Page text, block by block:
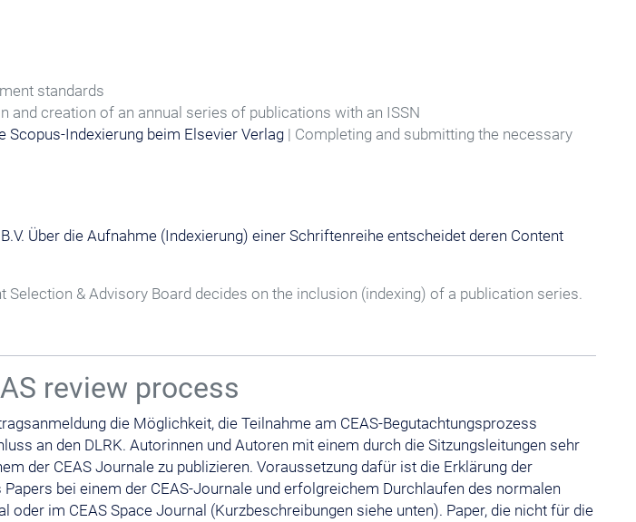
standards
and creation of an annual series of publications with an ISSN
Indexierung beim Elsevier Verlag | Completing and submitting the necessary
Über die Aufnahme (Indexierung) einer Schriftenreihe entscheidet deren Content
& Advisory Board decides on the inclusion (indexing) of a publication series.
review process
die Möglichkeit, die Teilnahme am CEAS-Begutachtungsprozess
an den DLRK. Autorinnen und Autoren mit einem durch die Sitzungsleitungen sehr
der CEAS Journale zu publizieren. Voraussetzung dafür ist die Erklärung der
bei einem der CEAS-Journale und erfolgreichem Durchlaufen des normalen
im CEAS Space Journal (Kurzbeschreibungen siehe unten). Paper, die nicht für die